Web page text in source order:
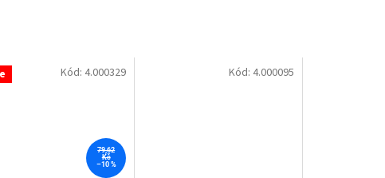
79,62
Kč
–10 %
Kód: 4.000329 Kód: 4.000095